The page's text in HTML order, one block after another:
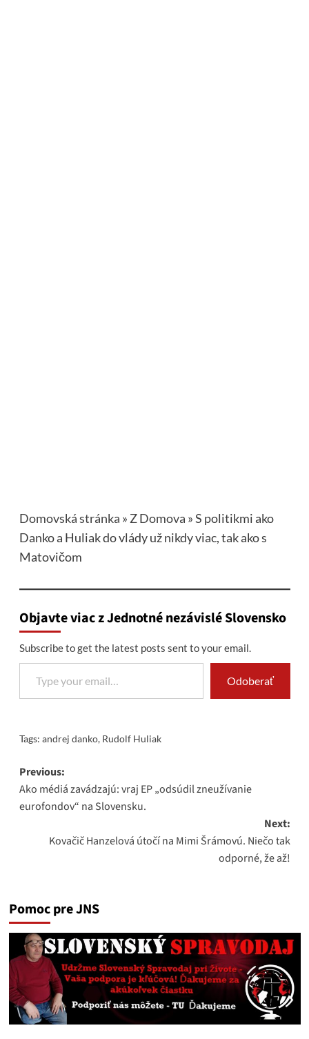
Domovská stránka » Z Domova »S politikmi ako
Danko a Huliak do vlády už nikdy viac, tak ako s
Matovičom
Objavte viac z Jednotné nezávislé Slovensko
Subscribe to get the latest posts sent to your email.
Type your email…
Odoberať
Tags: andrej danko, Rudolf Huliak
Post
navigation
Previous:
Ako médiá zavádzajú: vraj EP „odsúdil zneužívanie
eurofondov“ na Slovensku.
Next:
Kovačič Hanzelová útočí na Mimi Šrámovú. Niečo tak
odporné, že až!
Pomoc pre JNS